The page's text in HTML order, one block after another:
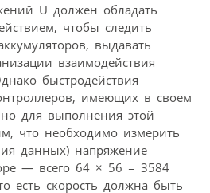
U должен обладать
чтобы следить
выдавать
взаимодействия
быстродействия
имеющих в своем
для выполнения этой
что необходимо измерить
данных) напряжение
— всего 64 × 56 = 3584
есть скорость должна быть